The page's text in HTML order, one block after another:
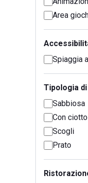
Area
Spiaggia
Tipologia
Sabbiosa
Con
Scogli
Prato